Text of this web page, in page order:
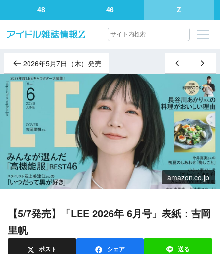
48 46 Z
2026年5月7日（木）発売
amazon.co.jp
【5/7発売】「LEE 2026年 6月号」表紙：吉岡
里帆
ポスト シェア 送る